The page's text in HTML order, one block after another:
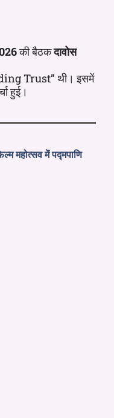
की बैठकदावोस
Trust” थी। इसमें
हुई।
महोत्सव में पद्मपाणि